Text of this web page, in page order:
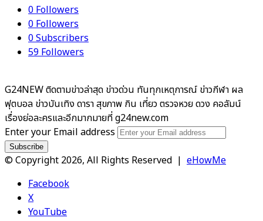
0Followers
0Followers
0Subscribers
59Followers
G24NEW ติดตามข่าวล่าสุด ข่าวด่วน ทันทุกเหตุการณ์ ข่าวกีฬา ผล
ฟุตบอล ข่าวบันเทิง ดารา สุขภาพ กิน เที่ยว ตรวจหวย ดวง คอลัมน์
เรื่องย่อละครและอีกมากมายที่ g24new.com
Enter your Email address
© Copyright 2026, All Rights Reserved | eHowMe
Facebook
X
YouTube